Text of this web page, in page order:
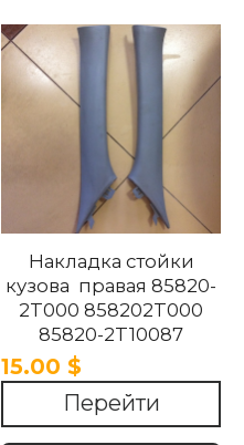
Накладка стойки
кузова правая 85820-
2T000 858202T000
85820-2T10087
858202T10087 85820-
2T100UP
858202T100UP Kia
Optima 2010 -2015
15.00 $
Перейти